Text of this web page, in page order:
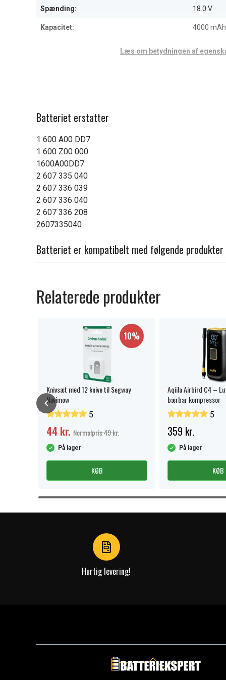
Spænding: 18.0 V
Kapacitet: 4000 mAh
Læs om betydningen af
Batteriet erstatter
1 600 A00 DD7
1 600 Z00 000
1600A00DD7
2 607 335 040
2 607 336 039
2 607 336 040
2 607 336 208
2607335040
Batteriet er kompatibelt med følgende produkter
Relaterede produkter
10%
Knivsæt med 12 knive til Segway
Navimow
5
44 kr. Normalpris 49 kr.
På lager
KØB
Aqiila Airbird C4 –
bærbar kompressor
5
359 kr.
På lager
KØB
Item
Hurtig levering!